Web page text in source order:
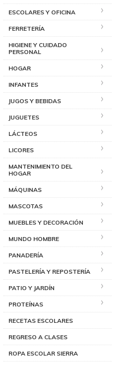
ESCOLARES Y OFICINA
FERRETERÍA
HIGIENE Y CUIDADO
PERSONAL
HOGAR
INFANTES
JUGOS Y BEBIDAS
JUGUETES
LÁCTEOS
LICORES
MANTENIMIENTO DEL
HOGAR
MÁQUINAS
MASCOTAS
MUEBLES Y DECORACIÓN
MUNDO HOMBRE
PANADERÍA
PASTELERÍA Y REPOSTERÍA
PATIO Y JARDÍN
PROTEÍNAS
RECETAS ESCOLARES
REGRESO A CLASES
ROPA ESCOLAR SIERRA